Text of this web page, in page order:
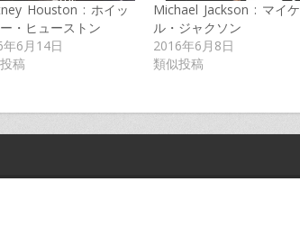
Houston : ホイッ
・ヒューストン
6月14日
稿
Michael Jackson : マイケ
ル・ジャクソン
2016年6月8日
類似投稿